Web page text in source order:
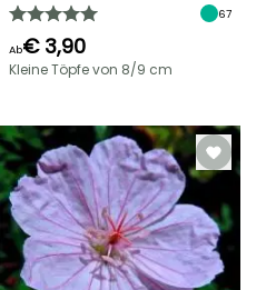
67
Ab€ 3,90
Kleine Töpfe von 8/9 cm